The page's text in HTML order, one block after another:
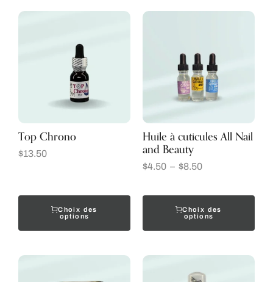
Top Chrono
$13.50
Choix des
options
Huile à cuticules All Nail
and Beauty
$4.50 – $8.50
Choix des
options